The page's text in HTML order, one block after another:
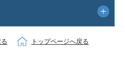
トップページへ戻る